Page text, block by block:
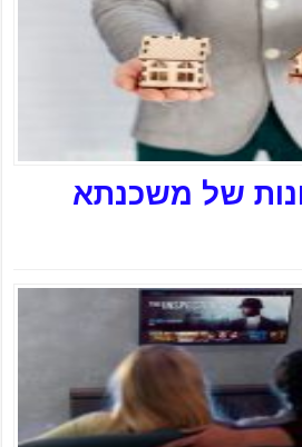
של משכנתא